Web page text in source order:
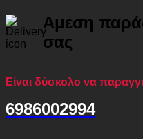
Αμεση
σας
Είναι δύσκολο να
6986002994